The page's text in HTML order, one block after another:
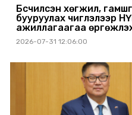
Бүсчилсэн хөгжил,
бууруулах чиглэлээр
ажиллагаагаа
2026-07-31 12:06:00